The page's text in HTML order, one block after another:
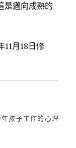
是邁向成熟的
11月18日修
孩子工作的心理